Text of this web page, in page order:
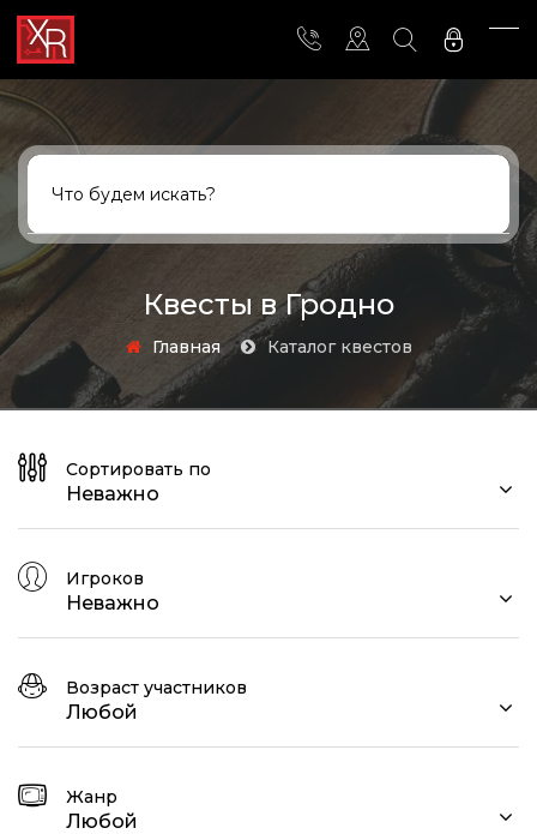
Квесты в Гродно
Главная Каталог квестов
Сортировать по
Неважно
Игроков
Неважно
Возраст участников
Любой
Жанр
Любой